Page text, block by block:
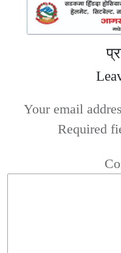
Your email
Required